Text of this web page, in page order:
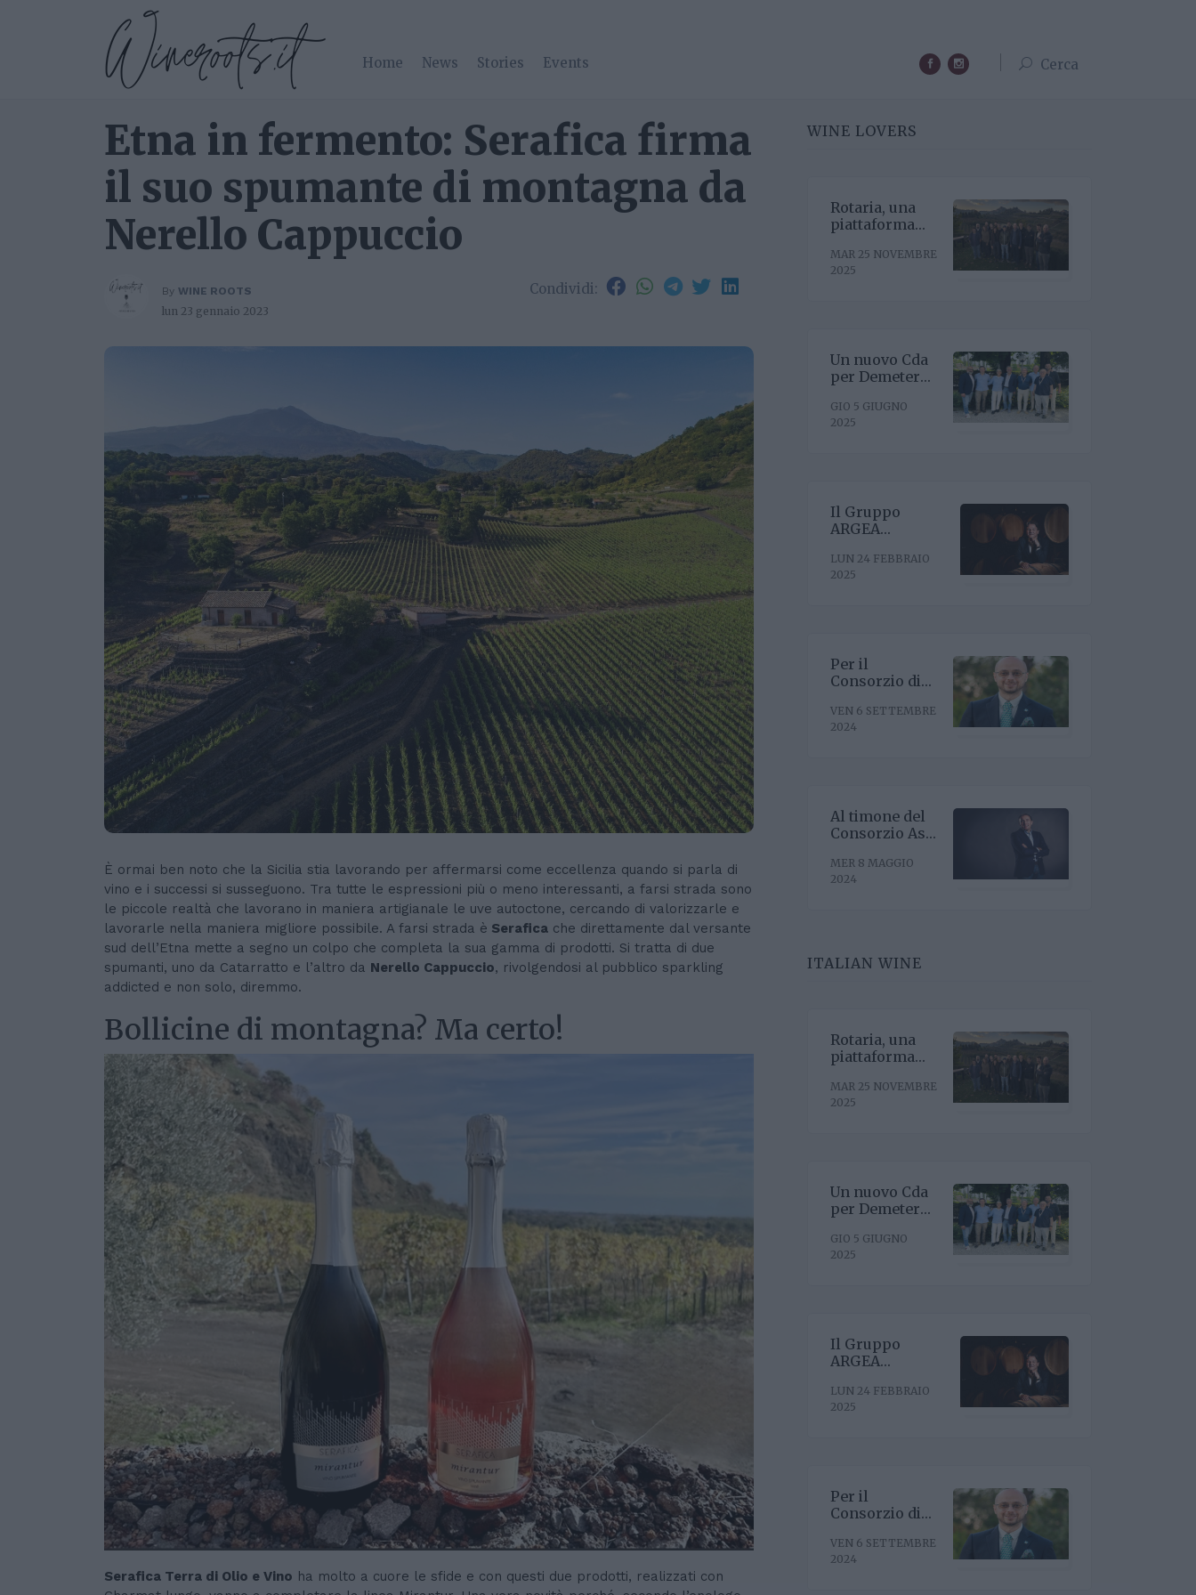
Home News Stories Events Cerca
Etna in fermento: Serafica firma
il suo spumante di montagna da
Nerello Cappuccio
By WINE ROOTS
lun 23 gennaio 2023
Condividi:
È ormai ben noto che la Sicilia stia lavorando per affermarsi come eccellenza quando si parla di
vino e i successi si susseguono. Tra tutte le espressioni più o meno interessanti, a farsi strada sono
le piccole realtà che lavorano in maniera artigianale le uve autoctone, cercando di valorizzarle e
lavorarle nella maniera migliore possibile. A farsi strada è Serafica che direttamente dal versante
sud dell’Etna mette a segno un colpo che completa la sua gamma di prodotti. Si tratta di due
spumanti, uno da Catarratto e l’altro da Nerello Cappuccio, rivolgendosi al pubblico sparkling
addicted e non solo, diremmo.
Bollicine di montagna? Ma certo!
Serafica Terra di Olio e Vino ha molto a cuore le sfide e con questi due prodotti, realizzati con
WINE LOVERS
Rotaria, una
piattaforma
nel cuore del
Roero
MAR 25 NOVEMBRE
2025
Un nuovo Cda
per Demeter
riconferma del
presidente
GIO 5 GIUGNO
2025
Il Gruppo
ARGEA
WinesU con
l'obiettivo di
LUN 24 FEBBRAIO
2025
Per il
Consorzio di
Oltrepò Pavese
arriva il nuovo
VEN 6 SETTEMBRE
2024
Al timone del
Consorzio Asti
Stefano
Ricagno.
mercato,
MER 8 MAGGIO
2024
ITALIAN WINE
Rotaria, una
piattaforma
nel cuore del
Roero
MAR 25 NOVEMBRE
2025
Un nuovo Cda
per Demeter
riconferma del
presidente
GIO 5 GIUGNO
2025
Il Gruppo
ARGEA
WinesU con
l'obiettivo di
LUN 24 FEBBRAIO
2025
Per il
Consorzio di
Oltrepò Pavese
arriva il nuovo
VEN 6 SETTEMBRE
2024